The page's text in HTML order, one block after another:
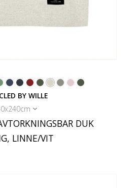
BY WILLE
DUK
LINNE/VIT